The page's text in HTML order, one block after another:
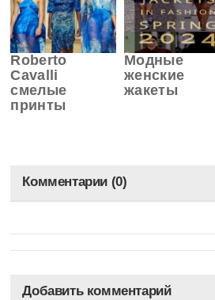
Roberto
Cavalli
смелые
принты
Модные
женские
жакеты
Комментарии (0)
Добавить комментарий